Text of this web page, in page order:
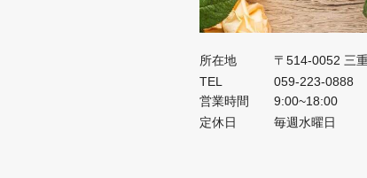
所在地
〒514-0052 三
TEL
059-223-0888
営業時間
9:00~18:00
定休日
毎週水曜日